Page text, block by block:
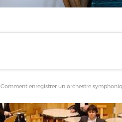
Comment enregistrer un orchestre